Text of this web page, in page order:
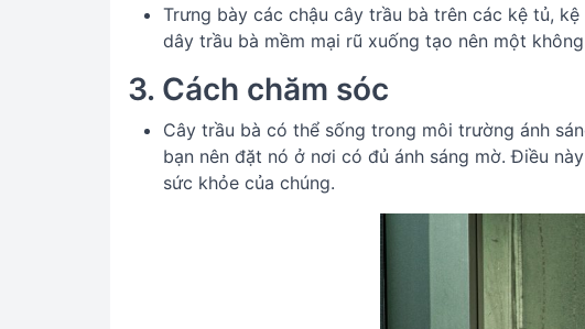
Trưng bày các chậu cây trầu bà trên các kệ tủ,
dây trầu bà mềm mại rũ xuống tạo nên một
3. Cách chăm sóc
Cây trầu bà có thể sống trong môi trường ánh
bạn nên đặt nó ở nơi có đủ ánh sáng mờ. Điều
sức khỏe của chúng.